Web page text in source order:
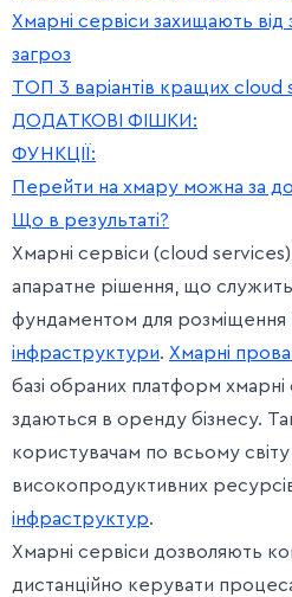
Хмарні сервіси захищають від
загроз
ТОП 3 варіантів кращих cloud
ДОДАТКОВІ ФІШКИ:
ФУНКЦІЇ:
Перейти на хмару можна за
Що в результаті?
Хмарні сервіси (cloud
апаратне рішення, що
фундаментом для розміщення
інфраструктури. Хмарні
базі обраних платформ хмарні
здаються в оренду бізнесу.
користувачам по всьому
високопродуктивних
інфраструктур.
Хмарні сервіси дозволяють
дистанційно керувати